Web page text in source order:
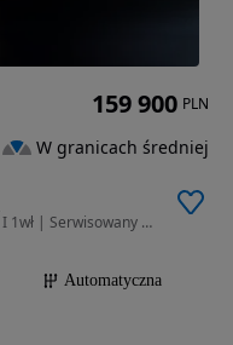
2487 cm3 • 218 KM • 300h F Sport Edition I 1wł | Serwisowany | FV 23% I LIFT
Automatyczna
159 900 PLN
W granicach średniej